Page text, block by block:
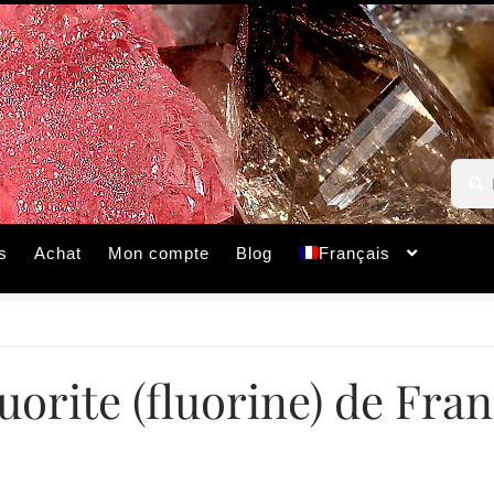
pour :
Achat Mon compte Blog Français
(fluorine) de